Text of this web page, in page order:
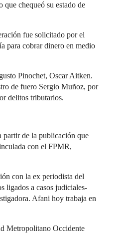
que chequeó su estado de
fue solicitado por el
para cobrar dinero en medio
Pinochet, Oscar Aitken.
de fuero Sergio Muñoz, por
delitos tributarios.
partir de la publicación que
con el FPMR,
con la ex periodista del
ligados a casos judiciales-
Afani hoy trabaja en
Metropolitano Occidente